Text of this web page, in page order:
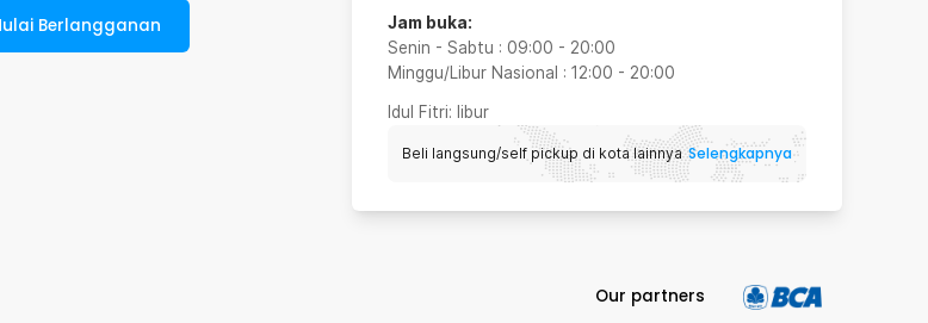
Jam buka:
Senin - Sabtu : 09:00 - 20:00
Minggu/Libur Nasional : 12:00 - 20:00
Idul Fitri: libur
Beli langsung/self pickup di kota lainnya Selengkapnya
Berlangganan
Our partners